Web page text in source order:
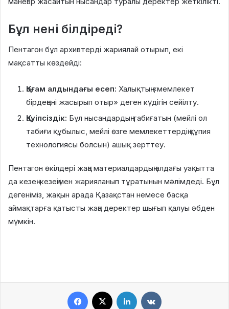
Бұл нені білдіреді?
Пентагон бұл архивтерді жариялай отырып, екі
мақсатты көздейді:
Қоғам алдындағы есеп: Халықтың «мемлекет
бірдеңені жасырып отыр» деген күдігін сейілту.
Қауіпсіздік: Бұл нысандардың табиғатын (мейлі ол
табиғи құбылыс, мейлі өзге мемлекеттердің құпия
технологиясы болсын) ашық зерттеу.
Пентагон өкілдері жаңа материалдардың алдағы уақытта
да кезең-кезеңімен жарияланып тұратынын мәлімдеді. Бұл
дегеніміз, жақын арада Қазақстан немесе басқа
аймақтарға қатысты жаңа деректер шығып қалуы әбден
мүмкін.